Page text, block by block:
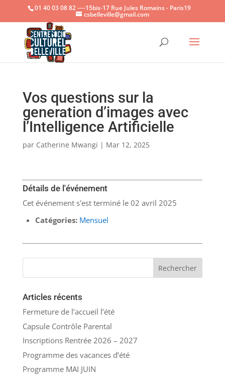
Ouvrir
01 40 03 08 82 ----15bis-17 Rue Jules Romains - Paris19
csbelleville@gmail.com
Vos questions sur la
generation d’images avec
l’Intelligence Artificielle
par Catherine Mwangi | Mar 12, 2025
Détails de l'événement
Cet événement s'est terminé le 02 avril 2025
Catégories: Mensuel
Articles récents
Fermeture de l’accueil l’été
Capsule Contrôle Parental
Inscriptions Rentrée 2026 – 2027
Programme des vacances d’été
Programme MAI JUIN